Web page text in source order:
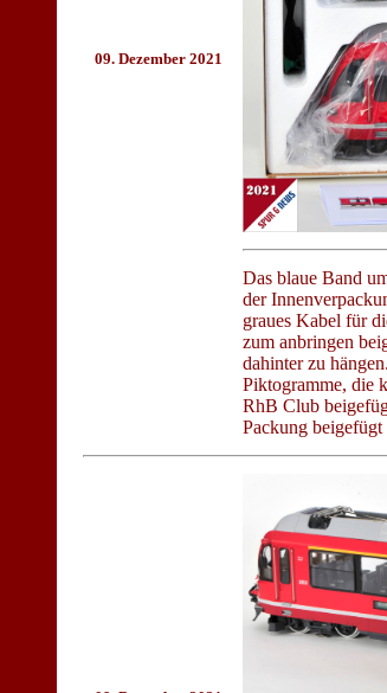
09. Dezember 2021
Das blaue Band
der
graues Kabel für
zum anbringen
dahinter zu
Piktogramme, die
RhB Club
Packung beigefügt